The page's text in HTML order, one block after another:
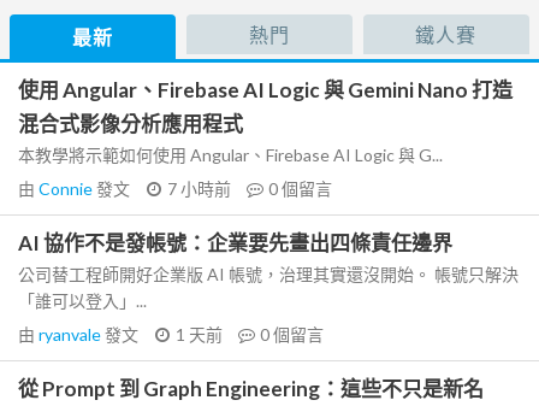
最新 熱門 鐵人賽
使用 Angular、Firebase AI Logic 與 Gemini Nano 打造
混合式影像分析應用程式
本教學將示範如何使用 Angular、Firebase AI Logic 與 G...
由 Connie發文 7 小時前 0個留言
AI 協作不是發帳號：企業要先畫出四條責任邊界
公司替工程師開好企業版 AI 帳號，治理其實還沒開始。 帳號只解決
「誰可以登入」...
由 ryanvale發文 1 天前 0個留言
從 Prompt 到 Graph Engineering：這些不只是新名